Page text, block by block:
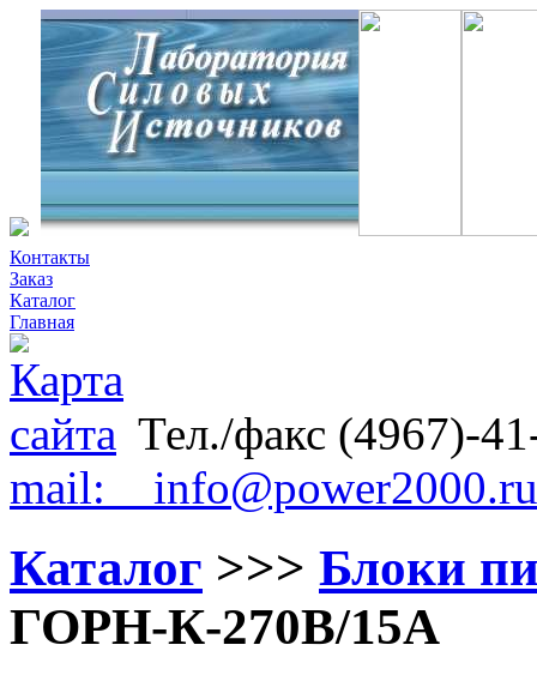
Контакты
Заказ
Каталог
Главная
Тел./факс (4967)-
mail: info@power2000.ru
Каталог >>> Блоки
ГОРН-К-270В/15А